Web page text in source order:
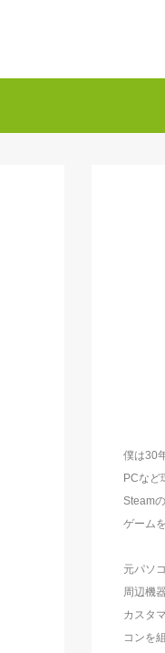
僕は30
PCなど
Steam
ゲーム
元パソ
周辺機
カスタ
コンを